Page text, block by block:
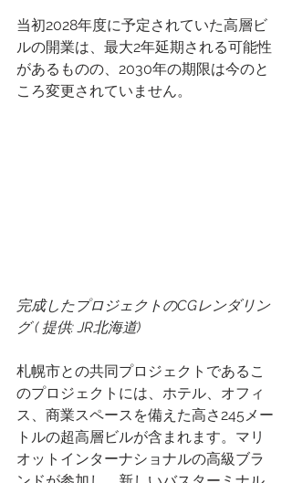
当初2028年度に予定されていた高層ビ
ルの開業は、最大2年延期される可能性
があるものの、2030年の期限は今のと
ころ変更されていません。
完成したプロジェクトのCGレンダリン
グ ( 提供: JR北海道)
札幌市との共同プロジェクトであるこ
のプロジェクトには、ホテル、オフィ
ス、商業スペースを備えた高さ245メー
トルの超高層ビルが含まれます。マリ
オットインターナショナルの高級ブラ